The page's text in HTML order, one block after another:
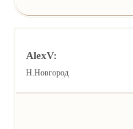
AlexV:
Н.Новгород